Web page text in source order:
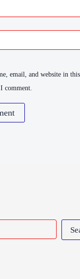
email, and website in
comment.